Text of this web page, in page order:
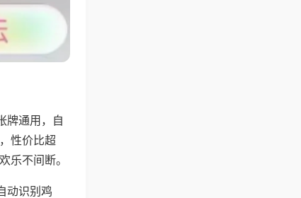
牌通用，自
性价比超
乐不间断。
动识别鸡